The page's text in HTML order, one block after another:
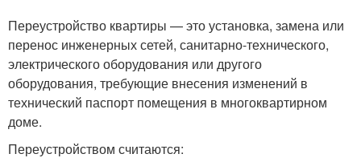
Переустройство квартиры — это установка, замена или
перенос инженерных сетей, санитарно-технического,
электрического оборудования или другого
оборудования, требующие внесения изменений в
технический паспорт помещения в многоквартирном
доме.
Переустройством считаются: